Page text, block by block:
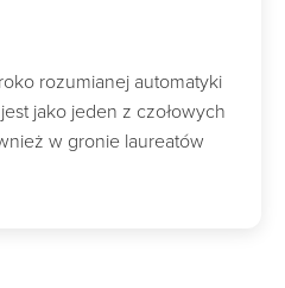
rozumianej automatyki
jako jeden z czołowych
w gronie laureatów